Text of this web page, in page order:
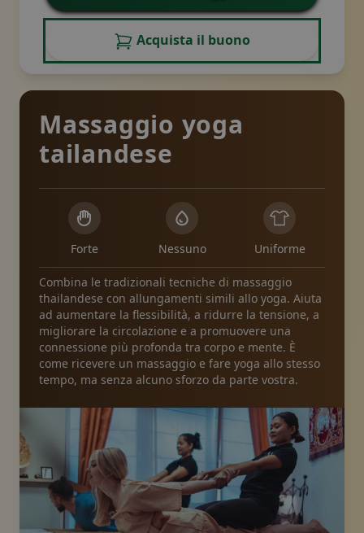
Acquista il buono
Massaggio yoga
tailandese
Forte Nessuno Uniforme
Combina le tradizionali tecniche di massaggio
thailandese con allungamenti simili allo yoga. Aiuta
ad aumentare la flessibilità, a ridurre la tensione, a
migliorare la circolazione e a promuovere una
connessione più profonda tra corpo e mente. È
come ricevere un massaggio e fare yoga allo stesso
tempo, ma senza alcuno sforzo da parte vostra.